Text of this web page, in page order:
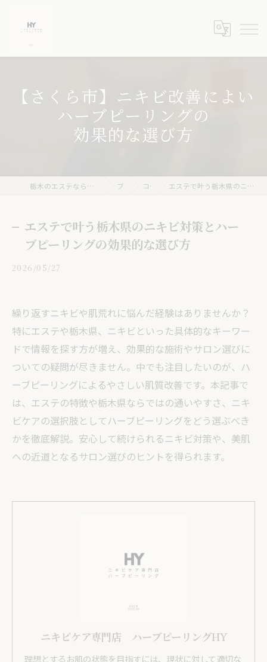
【さくら市】ニキビ改善によい
ハーブピーリングの
効果的な選び方
栃木のエステならニキビケア専門店 ハーブピーリングHY ブログ コラム エステで叶う栃木県のニキビ対策とハーブピーリングの効果的な選び方
エステで叶う栃木県のニキビ対策とハー
ブピーリングの効果的な選び方
2026/05/27
繰り返すニキビや肌荒れに悩んだ経験はありませんか？
特にエステや栃木県、ニキビといった具体的なキーワー
ドで情報を探す方が増え、効果的な施術やサロン選びに
ついての疑問が尽きません。中でも注目したいのが、ハ
ーブピーリングによるやさしい肌質改善です。本記事で
は、エステの特徴や栃木県ならではの通いやすさ、ニキ
ビケアの選択肢としてハーブピーリングをどう選ぶべき
かを徹底解説。安心して続けられるニキビ対策や、美肌
への近道となるサロン選びのヒントを得られます。
ニキビケア専門店 ハーブピーリングHY
理想とするお肌の状態を目指すには、現状に対して適切な